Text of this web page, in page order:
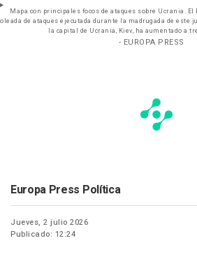
Mapa con principales focos de ataques sobre Ucrania. El balance de muertos a causa de la
oleada de ataques ejecutada durante la madrugada de este
la capital de Ucrania, Kiev, ha aumentado a
- EUROPA PRESS
Europa Press Política
Jueves, 2 julio 2026
Publicado: 12:24